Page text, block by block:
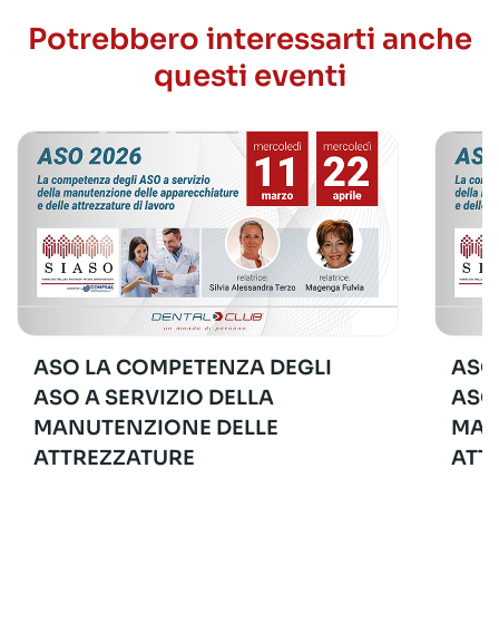
Potrebbero interessarti anche
questi eventi
ASO LA COMPETENZA DEGLI
ASO A SERVIZIO DELLA
MANUTENZIONE DELLE
ATTREZZATURE